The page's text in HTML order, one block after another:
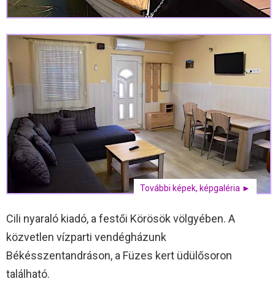
További képek, képgaléria ►
Cili nyaraló kiadó, a festői Körösök völgyében. A
közvetlen vízparti vendégházunk
Békésszentandráson, a Füzes kert üdülősoron
található.